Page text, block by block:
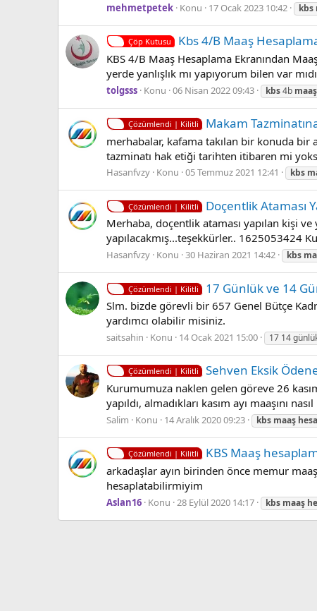
mehmetpetek Konu 17 Ocak 2023 10:42 kbs
Çöp Kutusu Kbs 4/B Maaş
KBS 4/B Maaş Hesaplama Ekranından
yerde yanlışlık mı yapıyorum bilen var
tolgsss Konu 06 Nisan 2022 09:43 kbs4b maaş
Çözümlendi | Kilitli Makam
merhabalar, kafama takılan bir konuda bir
tazminatı hak etiği tarihten itibaren mi
Hasanfvzy Konu 05 Temmuz 2021 12:41 kbs
Çözümlendi | Kilitli Doçentlik Ataması
Merhaba, doçentlik ataması yapılan kişi
yapılacakmış...teşekkürler.. 1625053424
Hasanfvzy Konu 30 Haziran 2021 14:42 kbs
Çözümlendi | Kilitli 17 Günlük ve 14
Slm. bizde görevli bir 657 Genel Bütçe
yardımcı olabilir misiniz.
saitsahin Konu 14 Ocak 2021 15:00 17 14
Çözümlendi | Kilitli Sehven Eksik
Kurumumuza naklen gelen göreve 26
yapıldı, almadıkları kasım ayı maaşını
Salim Konu 14 Aralık 2020 09:23 kbs maaş
Çözümlendi | Kilitli KBS Maaş
arkadaşlar ayın birinden önce memur
hesaplatabilirmiyim
Aslan16 Konu 28 Eylül 2020 14:17 kbs maaş